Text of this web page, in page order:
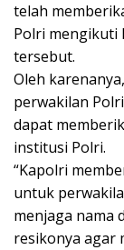
telah
Polri mengikuti
tersebut.
Oleh
perwakilan
dapat
institusi Polri.
“Kapolri
untuk
menjaga nama
resikonya agar